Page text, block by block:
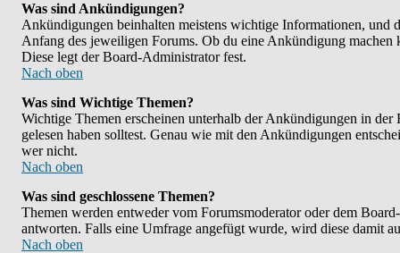
Was sind Ankündigungen?
Ankündigungen beinhalten meistens wichtige Informationen, und
Anfang des jeweiligen Forums. Ob du eine Ankündigung
Diese legt der Board-Administrator fest.
Nach oben
Was sind Wichtige Themen?
Wichtige Themen erscheinen unterhalb der Ankündigungen in
gelesen haben solltest. Genau wie mit den Ankündigungen
wer nicht.
Nach oben
Was sind geschlossene Themen?
Themen werden entweder vom Forumsmoderator oder dem
antworten. Falls eine Umfrage angefügt wurde, wird diese damit
Nach oben